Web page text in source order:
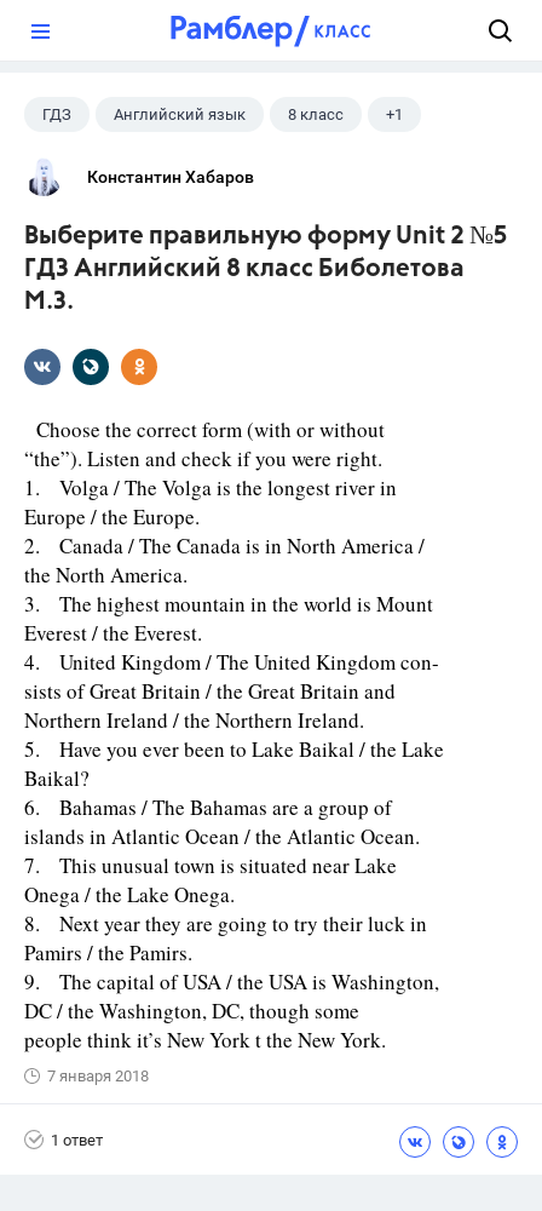
ГДЗ Английский язык 8 класс +1
Биболетова М. З.
Константин Хабаров
Выберите правильную форму Unit 2 №5
ГДЗ Английский 8 класс Биболетова
М.З.
Choose the correct form (with or without
“the”). Listen and check if you were right.
1. Volga / The Volga is the longest river in
Europe / the Europe.
2. Canada / The Canada is in North America /
the North America.
3. The highest mountain in the world is Mount
Everest / the Everest.
4. United Kingdom / The United Kingdom con-
sists of Great Britain / the Great Britain and
Northern Ireland / the Northern Ireland.
5. Have you ever been to Lake Baikal / the Lake
Baikal?
6. Bahamas / The Bahamas are a group of
islands in Atlantic Ocean / the Atlantic Ocean.
7. This unusual town is situated near Lake
Onega / the Lake Onega.
8. Next year they are going to try their luck in
Pamirs / the Pamirs.
9. The capital of USA / the USA is Washington,
DC / the Washington, DC, though some
people think it’s New York t the New York.
7 января 2018
1 ответ